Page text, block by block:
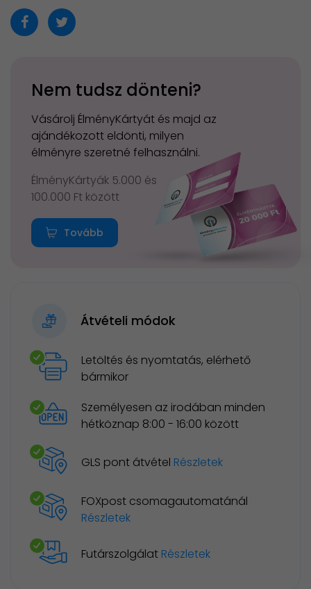
Nem tudsz dönteni?
Vásárolj ÉlményKártyát és majd az
ajándékozott eldönti, milyen
élményre szeretné felhasználni.
ÉlményKártyák 5.000 és
100.000 Ft között
Tovább
Átvételi módok
Letöltés és nyomtatás, elérhető
bármikor
Személyesen az irodában minden
hétköznap 8:00 - 16:00 között
GLS pont átvétel Részletek
FOXpost csomagautomatánál
Részletek
Futárszolgálat Részletek